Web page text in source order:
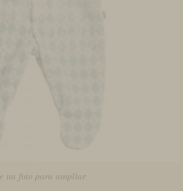
na foto para ampliar